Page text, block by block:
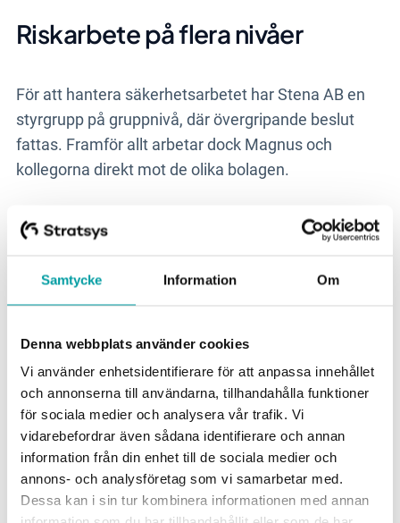
Samtycke Information Om
Denna webbplats använder cookies
Vi använder enhetsidentifierare för att anpassa innehållet
och annonserna till användarna, tillhandahålla funktioner
för sociala medier och analysera vår trafik. Vi
vidarebefordrar även sådana identifierare och annan
information från din enhet till de sociala medier och
annons- och analysföretag som vi samarbetar med.
Dessa kan i sin tur kombinera informationen med annan
Riskarbete på flera nivåer
För att hantera säkerhetsarbetet har Stena AB en
styrgrupp på gruppnivå, där övergripande beslut
fattas. Framför allt arbetar dock Magnus och
kollegorna direkt mot de olika bolagen.
Riskarbetet kopplat till företag hanteras av
kommittéer för informationssäkerhet. Aktiviteterna
arbetet, där medarbetare från de olika bolagen
- Det är inte alltid vi arbetar så formellt. Ibland
jobbar vi med informella grupper och ibland bara
mot intressenter. Det mesta händer på teamnivån,
där vi arbetar mer handgripligen tillsammans med
medarbetare inom IT-säkerhet.
Efterlevnad – en prioriterad fråga